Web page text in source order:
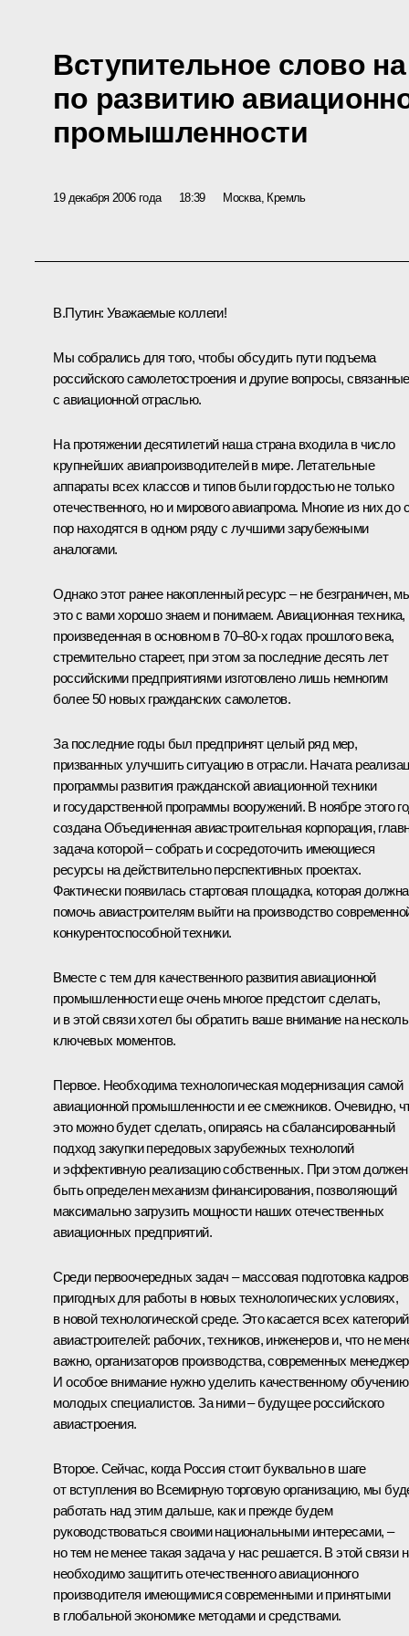
Вступительное слово
по развитию
промышленности
19 декабря 2006 года 18:39 Москва, Кремль
В.Путин: Уважаемые коллеги!
Мы собрались для того, чтобы обсудить пути подъема
российского самолетостроения и другие вопросы, связанные
с авиационной отраслью.
На протяжении десятилетий наша страна входила в число
крупнейших авиапроизводителей в мире. Летательные
аппараты всех классов и типов были гордостью не только
отечественного, но и мирового авиапрома. Многие из них до
пор находятся в одном ряду с лучшими зарубежными
аналогами.
Однако этот ранее накопленный ресурс – не безграничен,
это с вами хорошо знаем и понимаем. Авиационная техника,
произведенная в основном в 70–80-х годах прошлого века,
стремительно стареет, при этом за последние десять лет
российскими предприятиями изготовлено лишь немногим
более 50 новых гражданских самолетов.
За последние годы был предпринят целый ряд мер,
призванных улучшить ситуацию в отрасли. Начата
программы развития гражданской авиационной техники
и государственной программы вооружений. В ноябре этого
создана Объединенная авиастроительная корпорация,
задача которой – собрать и сосредоточить имеющиеся
ресурсы на действительно перспективных проектах.
Фактически появилась стартовая площадка, которая должна
помочь авиастроителям выйти на производство
конкурентоспособной техники.
Вместе с тем для качественного развития авиационной
промышленности еще очень многое предстоит сделать,
и в этой связи хотел бы обратить ваше внимание на
ключевых моментов.
Первое. Необходима технологическая модернизация самой
авиационной промышленности и ее смежников. Очевидно,
это можно будет сделать, опираясь на сбалансированный
подход закупки передовых зарубежных технологий
и эффективную реализацию собственных. При этом должен
быть определен механизм финансирования, позволяющий
максимально загрузить мощности наших отечественных
авиационных предприятий.
Среди первоочередных задач – массовая подготовка
пригодных для работы в новых технологических условиях,
в новой технологической среде. Это касается всех категорий
авиастроителей: рабочих, техников, инженеров и, что не
важно, организаторов производства, современных
И особое внимание нужно уделить качественному обучению
молодых специалистов. За ними – будущее российского
авиастроения.
Второе. Сейчас, когда Россия стоит буквально в шаге
от вступления во Всемирную торговую организацию, мы
работать над этим дальше, как и прежде будем
руководствоваться своими национальными интересами, –
но тем не менее такая задача у нас решается. В этой связи
необходимо защитить отечественного авиационного
производителя имеющимися современными и принятыми
в глобальной экономике методами и средствами.